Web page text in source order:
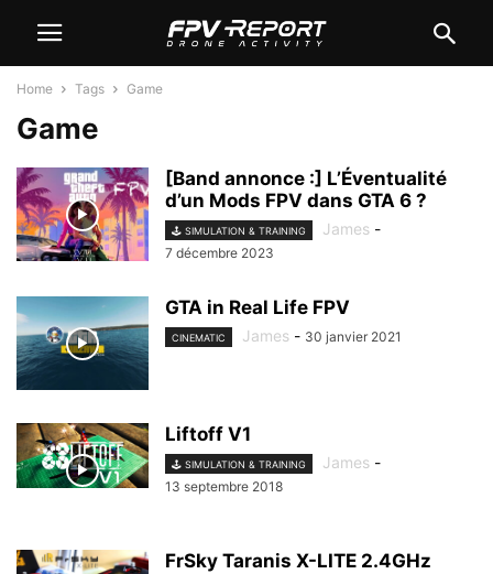
Home Tags Game
Game
[Band annonce :] L’Éventualité
d’un Mods FPV dans GTA 6 ?
🕹️ SIMULATION & TRAINING James -
7 décembre 2023
GTA in Real Life FPV
CINEMATIC James - 30 janvier 2021
Liftoff V1
🕹️ SIMULATION & TRAINING James -
13 septembre 2018
FrSky Taranis X-LITE 2.4GHz